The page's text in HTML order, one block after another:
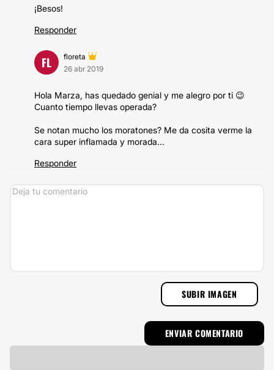
¡Besos!
Responder
FL
floreta
26 abr 2019
Hola Marza, has quedado genial y me alegro por ti 😉
Cuanto tiempo llevas operada?
Se notan mucho los moratones? Me da cosita verme la
cara super inflamada y morada...
Responder
SUBIR IMAGEN